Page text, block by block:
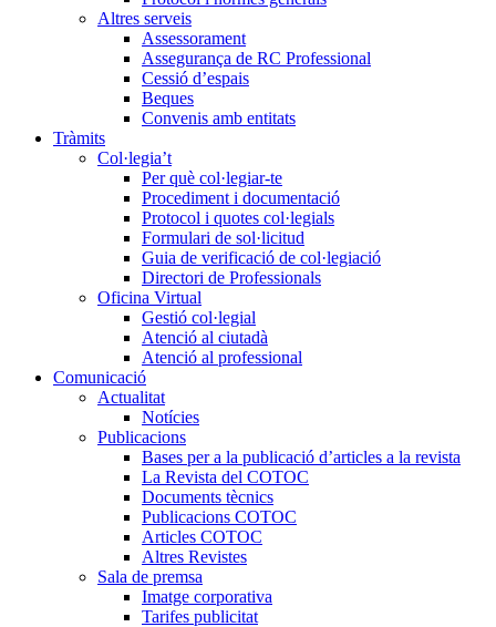
Altres serveis
Assessorament
Assegurança de RC Professional
Cessió d’espais
Beques
Convenis amb entitats
Tràmits
Col·legia’t
Per què col·legiar-te
Procediment i documentació
Protocol i quotes col·legials
Formulari de sol·licitud
Guia de verificació de col·legiació
Directori de Professionals
Oficina Virtual
Gestió col·legial
Atenció al ciutadà
Atenció al professional
Comunicació
Actualitat
Notícies
Publicacions
Bases per a la publicació d’articles a la revista
La Revista del COTOC
Documents tècnics
Publicacions COTOC
Articles COTOC
Altres Revistes
Sala de premsa
Imatge corporativa
Tarifes publicitat